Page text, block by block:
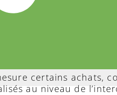
certains achats,
au niveau de